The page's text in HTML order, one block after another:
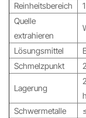
Reinheitsbereich
Quelle
extrahieren
Lösungsmittel
Schmelzpunkt
Lagerung
Schwermetalle